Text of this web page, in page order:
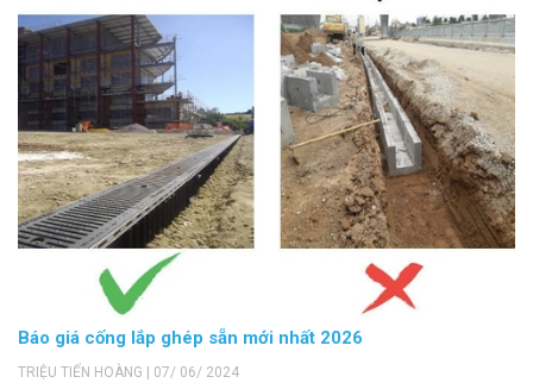
Báo giá cống lắp ghép sẵn mới nhất 2026
TRIỆU TIẾN HOÀNG | 07/ 06/ 2024